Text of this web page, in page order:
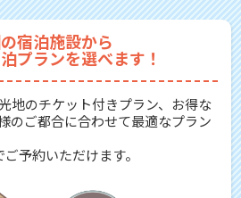
宿泊施設から
プランを選べます！
地のチケット付きプラン、お得な
のご都合に合わせて最適なプラン
予約いただけます。